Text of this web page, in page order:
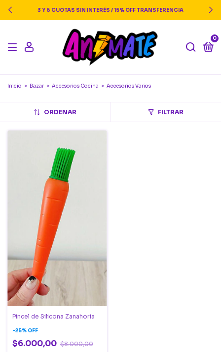
3 Y 6 CUOTAS SIN INTERÉS / 15% OFF TRANSFERENCIA
0
Inicio > Bazar > Accesorios Cocina > Accesorios Varios
ORDENAR FILTRAR
Pincel de Silicona Zanahoria
-25% OFF
$6.000,00 $8.000,00